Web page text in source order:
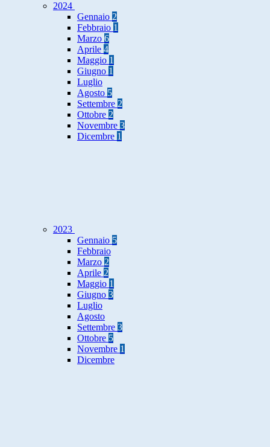
2024
Gennaio 2
Febbraio 1
Marzo 6
Aprile 4
Maggio 1
Giugno 1
Luglio
Agosto 5
Settembre 2
Ottobre 2
Novembre 3
Dicembre 1
2023
Gennaio 5
Febbraio
Marzo 2
Aprile 2
Maggio 1
Giugno 3
Luglio
Agosto
Settembre 3
Ottobre 5
Novembre 1
Dicembre